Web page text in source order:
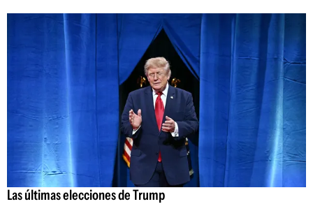
Las últimas elecciones de Trump